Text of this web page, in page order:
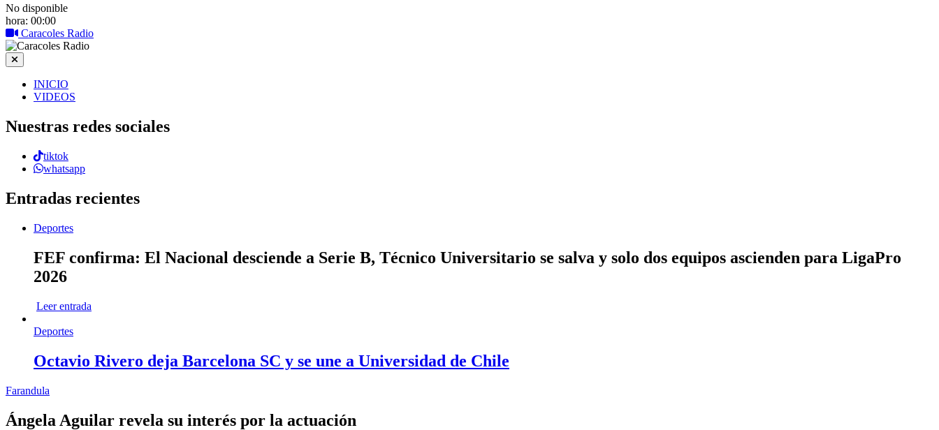
No disponible
hora: 00:00
Caracoles Radio
INICIO
VIDEOS
Nuestras redes sociales
tiktok
whatsapp
Entradas recientes
Deportes
FEF confirma: El Nacional desciende a Serie B, Técnico Universitario se salva y solo dos equipos ascienden para LigaPro
2026
Leer entrada
Deportes
Octavio Rivero deja Barcelona SC y se une a Universidad de Chile
Farandula
Ángela Aguilar revela su interés por la actuación